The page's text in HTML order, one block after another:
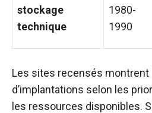
stockage
technique
1980-
1990
Les sites recensés montrent
d’implantations selon les
les ressources disponibles.